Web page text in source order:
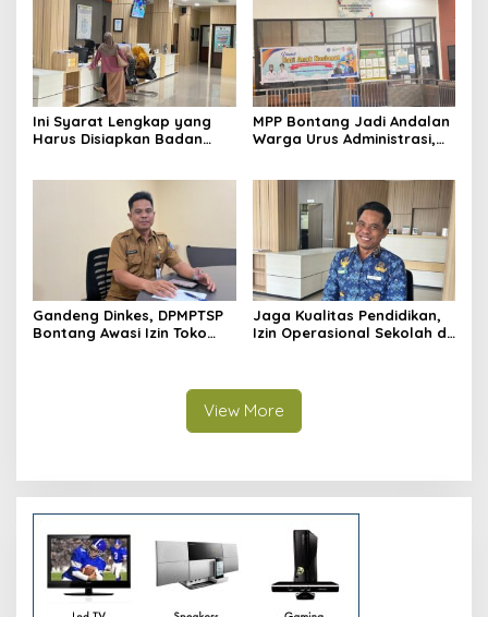
Ini Syarat Lengkap yang
Harus Disiapkan Badan
MPP Bontang Jadi Andalan
Warga Urus Administrasi,
Gandeng Dinkes, DPMPTSP
Bontang Awasi Izin Toko
Jaga Kualitas Pendidikan,
Izin Operasional Sekolah di
View More